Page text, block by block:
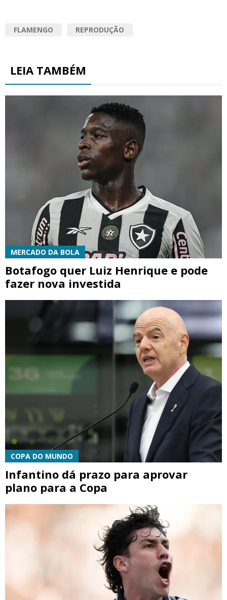
FLAMENGO REPRODUÇÃO
LEIA TAMBÉM
MERCADO DA BOLA
Botafogo quer Luiz Henrique e pode
fazer nova investida
COPA DO MUNDO
Infantino dá prazo para aprovar
plano para a Copa